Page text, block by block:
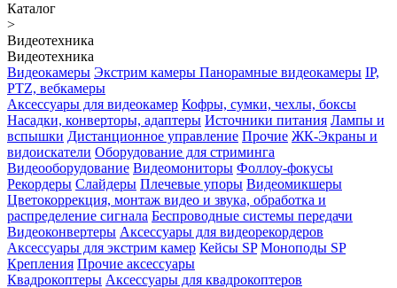
Каталог
>
Видеотехника
Видеотехника
Видеокамеры Экстрим камеры Панорамные видеокамеры IP,
PTZ, вебкамеры
Аксессуары для видеокамер Кофры, сумки, чехлы, боксы
Насадки, конверторы, адаптеры Источники питания Лампы и
вспышки Дистанционное управление Прочие ЖК-Экраны и
видоискатели Оборудование для стриминга
Видеооборудование Видеомониторы Фоллоу-фокусы
Рекордеры Слайдеры Плечевые упоры Видеомикшеры
Цветокоррекция, монтаж видео и звука, обработка и
распределение сигнала Беспроводные системы передачи
Видеоконвертеры Аксессуары для видеорекордеров
Аксессуары для экстрим камер Кейсы SP Моноподы SP
Крепления Прочие аксессуары
Квадрокоптеры Аксессуары для квадрокоптеров